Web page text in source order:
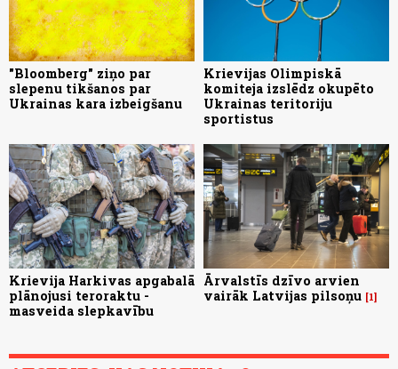
"Bloomberg" ziņo par
slepenu tikšanos par
Ukrainas kara izbeigšanu
Krievijas Olimpiskā
komiteja izslēdz okupēto
Ukrainas teritoriju
sportistus
Krievija Harkivas apgabalā
plānojusi teroraktu -
masveida slepkavību
Ārvalstīs dzīvo arvien
vairāk Latvijas pilsoņu 1